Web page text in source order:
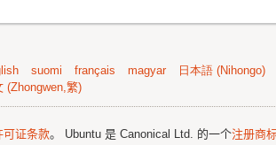
suomi français magyar 日本語 (Nihongo)
(Zhongwen,繁)
可证条款。 Ubuntu 是 Canonical Ltd. 的一个注册商